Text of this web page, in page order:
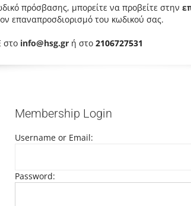
πρόσβασης, μπορείτε να προβείτε στην
επαναπροσδιορισμό του κωδικού σας.
στο info@hsg.gr ή στο 2106727531
Membership Login
Username or Email:
Password: